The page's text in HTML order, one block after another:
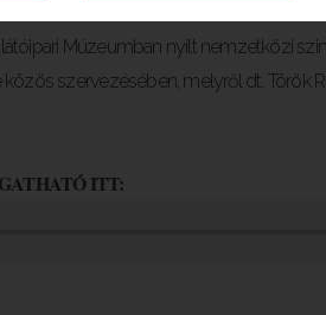
Múzeumban nyílt nemzetközi
szervezésében, melyről dt.
ITT: